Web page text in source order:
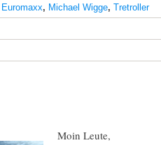
Euromaxx, Michael Wigge, Tretroller
Moin Leute,